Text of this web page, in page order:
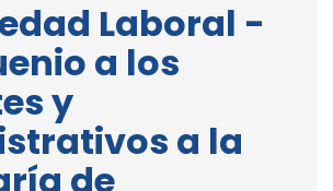
Laboral -
a los
y
a la
de